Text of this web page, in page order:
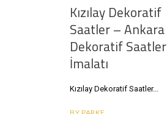
Kızılay Dekoratif
Saatler – Ankara
Dekoratif Saatler
İmalatı
Kızılay Dekoratif Saatler